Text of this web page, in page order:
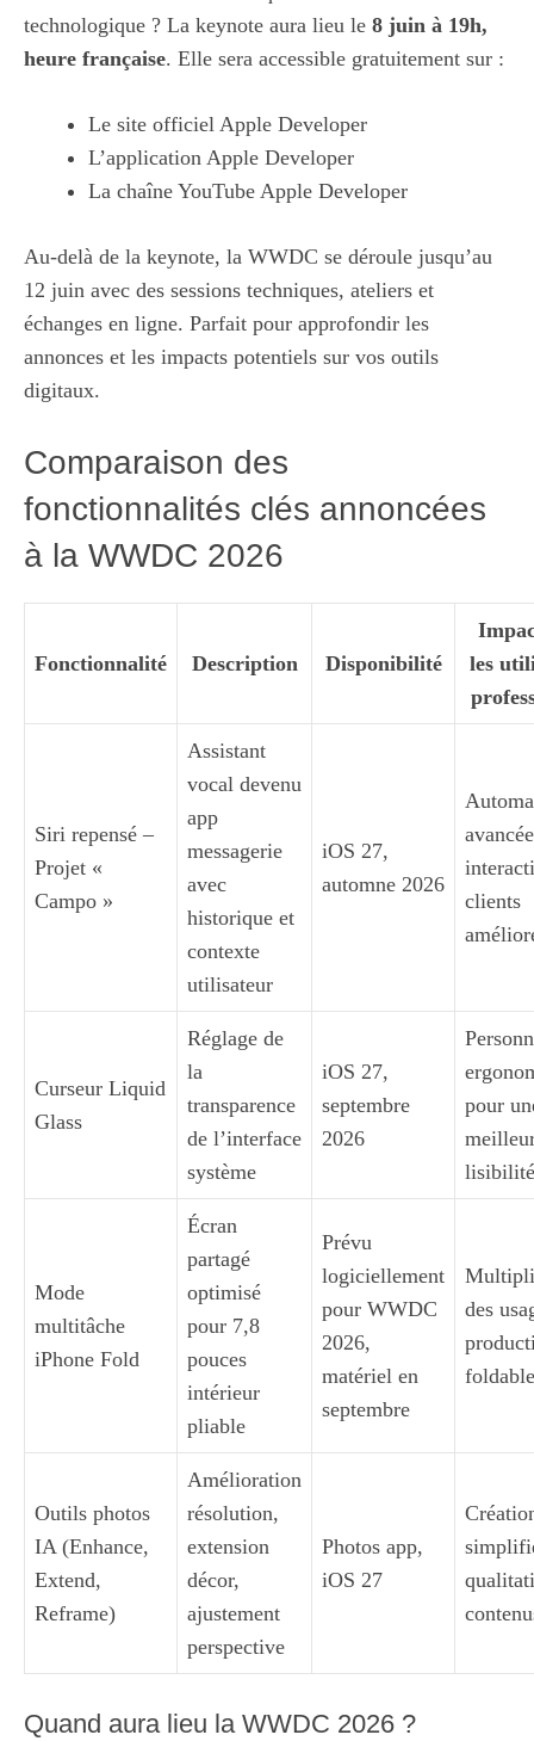
technologique ? La keynote aura lieu le 8 juin à 19h,
heure française. Elle sera accessible gratuitement sur :
Le site officiel Apple Developer
L’application Apple Developer
La chaîne YouTube Apple Developer
Au-delà de la keynote, la WWDC se déroule jusqu’au
12 juin avec des sessions techniques, ateliers et
échanges en ligne. Parfait pour approfondir les
annonces et les impacts potentiels sur vos outils
digitaux.
Comparaison des
fonctionnalités clés annoncées
à la WWDC 2026
Fonctionnalité Description Disponibilité
les
Siri repensé –
Projet «
Campo »
Assistant
vocal devenu
app
messagerie
avec
historique et
contexte
utilisateur
iOS 27,
automne 2026
clients
Curseur Liquid
Glass
Réglage de
la
transparence
de l’interface
système
iOS 27,
septembre
2026
pour
lisibilité
Mode
multitâche
iPhone Fold
Écran
partagé
optimisé
pour 7,8
pouces
intérieur
pliable
Prévu
logiciellement
pour WWDC
2026,
matériel en
septembre
des
foldable
Outils photos
IA (Enhance,
Extend,
Reframe)
Amélioration
résolution,
extension
décor,
ajustement
perspective
Photos app,
iOS 27
Quand aura lieu la WWDC 2026 ?